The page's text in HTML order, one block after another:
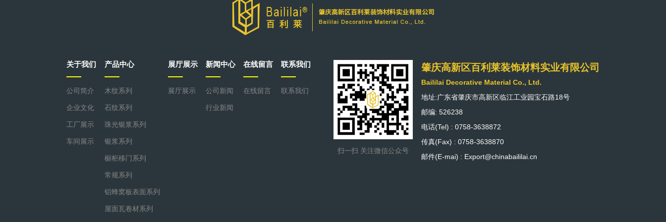
关于我们
公司简介
企业文化
工厂展示
车间展示
产品中心
木纹系列
石纹系列
珠光银浆系列
银浆系列
橱柜移门系列
常规系列
铝蜂窝板表面系列
屋面瓦卷材系列
展厅展示
展厅展示
新闻中心
公司新闻
行业新闻
在线留言
在线留言
联系我们
联系我们
扫一扫 关注微信公众号
肇庆高新区百利莱装饰材料实业有限公司
Baililai Decorative Material Co., Ltd.
地址:广东省肇庆市高新区临江工业园宝石路18号
邮编: 526238
电话(Tel) : 0758-3638872
传真(Fax) : 0758-3638870
邮件(E-mai) : Export@chinabaililai.cn